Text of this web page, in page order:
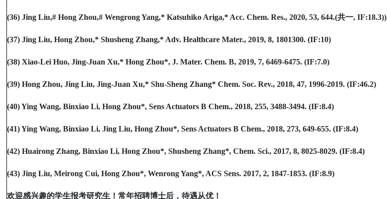
(36) Jing Liu,# Hong Zhou,# Wengrong Yang,* Katsuhiko Ariga,* Acc. Chem. Res., 2020, 53, 644.(共一, IF:18.3))
(37) Jing Liu, Hong Zhou,* Shusheng Zhang,* Adv. Healthcare Mater., 2019, 8, 1801300. (IF:10)
(38) Xiao-Lei Huo, Jing-Juan Xu,* Hong Zhou*, J. Mater. Chem. B, 2019, 7, 6469-6475. (IF:7.0)
(39) Hong Zhou, Jing Liu, Jing-Juan Xu,* Shu-Sheng Zhang* Chem. Soc. Rev., 2018, 47, 1996-2019. (IF:46.2)
(40) Ying Wang, Binxiao Li, Hong Zhou*, Sens Actuators B Chem., 2018, 255, 3488-3494. (IF:8.4)
(41) Ying Wang, Binxiao Li, Jing Liu, Hong Zhou*, Sens Actuators B Chem., 2018, 273, 649-655. (IF:8.4)
(42) Huairong Zhang, Binxiao Li, Hong Zhou*, Shusheng Zhang*, Chem. Sci., 2017, 8, 8025-8029. (IF:8.4)
(43) Jing Liu, Meirong Cui, Hong Zhou*, Wenrong Yang*, ACS Sens. 2017, 2, 1847-1853. (IF:8.9)
欢迎感兴趣的学生报考研究生！常年招聘博士后，待遇从优！